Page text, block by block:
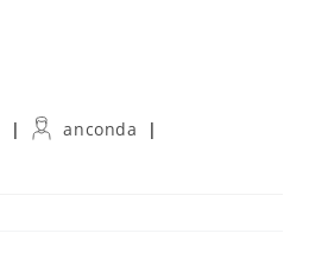
Auteur/autrice
anconda